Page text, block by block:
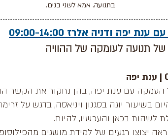
בתנועה. אמא לשני בנים.​​
יפה ודניה אלרז 09:00-14:00
של תנועה לעומקה של ההוויה
העמקה עם ענת יפה, בהן נחקור את הקשר
בשיעור יוגה בסגנון ויניאסה, בדגש על
לשהות בכאן והעכשיו, להיות.
יצוצו רגעים של למידת מושגים